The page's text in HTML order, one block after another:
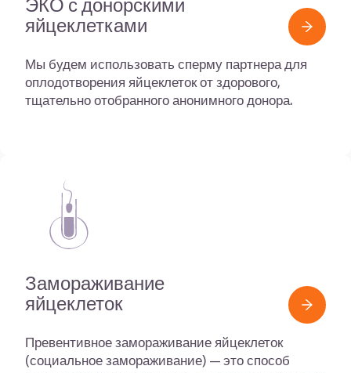
ЭКО с донорскими
яйцеклетками
Мы будем использовать сперму партнера для
оплодотворения яйцеклеток от здорового,
тщательно отобранного анонимного донора.
Замораживание
яйцеклеток
Превентивное замораживание яйцеклеток
(социальное замораживание) — это способ